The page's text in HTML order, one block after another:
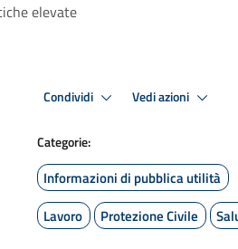
elevate
Condividi Vedi azioni
Categorie:
Informazioni di pubblica utilità
Lavoro
Protezione Civile